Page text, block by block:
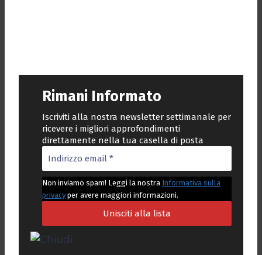
Rimani Informato
Iscriviti alla nostra newsletter settimanale per
ricevere i migliori approfondimenti
direttamente nella tua casella di posta
Non inviamo spam! Leggi la nostra Informativa sulla
privacy per avere maggiori informazioni.